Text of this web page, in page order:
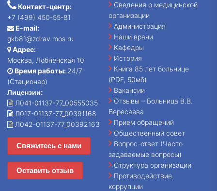
Контакт-центр:
+7 (499) 450-55-81
E-mail:
gkb81@zdrav.mos.ru
Адрес:
Москва, Лобненская 10
Время работы: 24/7
(Стационар)
Лицензии:
Л041-01137-77_00555035
Л017-01137-77_00391168
Л042-01137-77_00392163
Свяжитесь с нами
Оставить отзыв
Сведения о медицинской
организации
Администрация
Наши врачи
Кафедры
История
Книга 85 лет больнице
(PDF, 50мб)
Вакансии
Отзывы – Больница В.В.
Вересаева
Прием обращений
Общественный совет
Вопрос-ответ (Часто
задаваемые вопросы)
Структура организации
Противодействие
коррупции